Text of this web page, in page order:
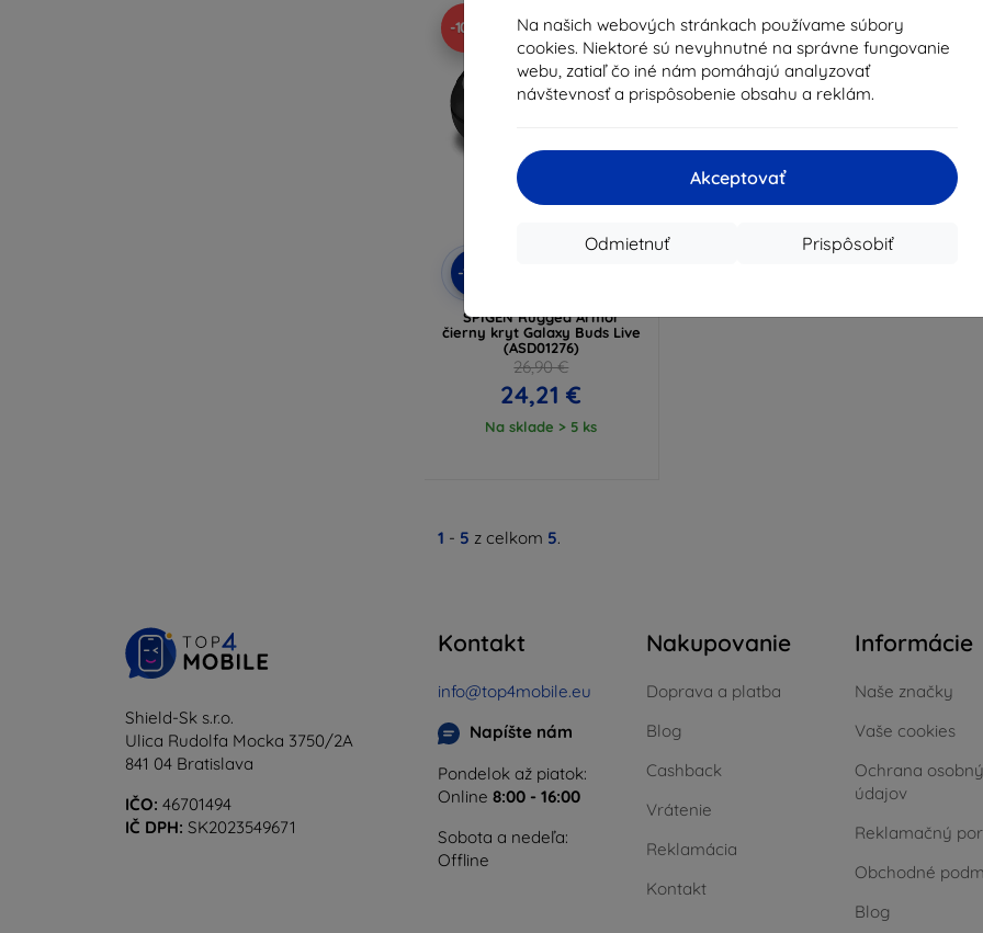
Na našich webových stránkach používame súbory
cookies. Niektoré sú nevyhnutné na správne fungovanie
webu, zatiaľ čo iné nám pomáhajú analyzovať
návštevnosť a prispôsobenie obsahu a reklám.
Akceptovať
Prispôsobiť
Odmietnuť
-10%
-10%
SPIGEN Rugged Armor
čierny kryt Galaxy Buds Live
(ASD01276)
26,90 €
24,21 €
Na sklade > 5 ks
1 - 5 z celkom 5.
Shield-Sk s.r.o.
Ulica Rudolfa Mocka 3750/2A
841 04 Bratislava
IČO: 46701494
IČ DPH: SK2023549671
Kontakt
info@top4mobile.eu
Napíšte nám
Pondelok až piatok:
Online 8:00 - 16:00
Sobota a nedeľa:
Offline
Nakupovanie
Doprava a platba
Blog
Cashback
Vrátenie
Reklamácia
Kontakt
Informácie
Naše značky
Vaše cookies
Ochrana
údajov
Reklamačný
Obchodné
Blog